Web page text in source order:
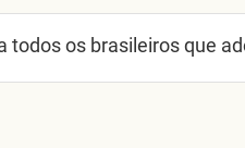
todos os brasileiros que